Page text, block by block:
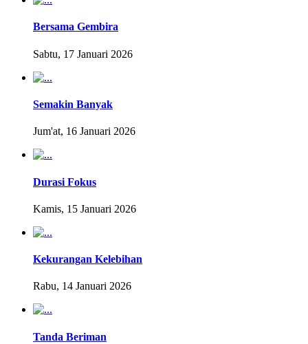
Bersama Gembira
Sabtu, 17 Januari 2026
Semakin Banyak
Jum'at, 16 Januari 2026
Durasi Fokus
Kamis, 15 Januari 2026
Kekurangan Kelebihan
Rabu, 14 Januari 2026
Tanda Beriman